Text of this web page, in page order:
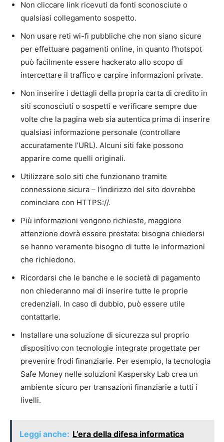
Non cliccare link ricevuti da fonti sconosciute o
qualsiasi collegamento sospetto.
Non usare reti wi-fi pubbliche che non siano sicure
per effettuare pagamenti online, in quanto l’hotspot
può facilmente essere hackerato allo scopo di
intercettare il traffico e carpire informazioni private.
Non inserire i dettagli della propria carta di credito in
siti sconosciuti o sospetti e verificare sempre due
volte che la pagina web sia autentica prima di inserire
qualsiasi informazione personale (controllare
accuratamente l’URL). Alcuni siti fake possono
apparire come quelli originali.
Utilizzare solo siti che funzionano tramite
connessione sicura – l’indirizzo del sito dovrebbe
cominciare con HTTPS://.
Più informazioni vengono richieste, maggiore
attenzione dovrà essere prestata: bisogna chiedersi
se hanno veramente bisogno di tutte le informazioni
che richiedono.
Ricordarsi che le banche e le società di pagamento
non chiederanno mai di inserire tutte le proprie
credenziali. In caso di dubbio, può essere utile
contattarle.
Installare una soluzione di sicurezza sul proprio
dispositivo con tecnologie integrate progettate per
prevenire frodi finanziarie. Per esempio, la tecnologia
Safe Money nelle soluzioni Kaspersky Lab crea un
ambiente sicuro per transazioni finanziarie a tutti i
livelli.
Leggi anche: L’era della difesa informatica